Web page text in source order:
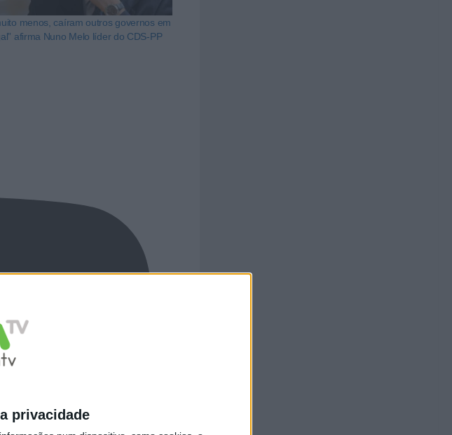
privacidade
menos, caíram outros governos em
afirma Nuno Melo líder do CDS-PP